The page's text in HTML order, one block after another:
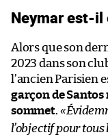
Neymar est-il
Alors que son
2023 dans son
l’ancien Parisien
garçon de Santos
sommet. «
l’objectif pour tous